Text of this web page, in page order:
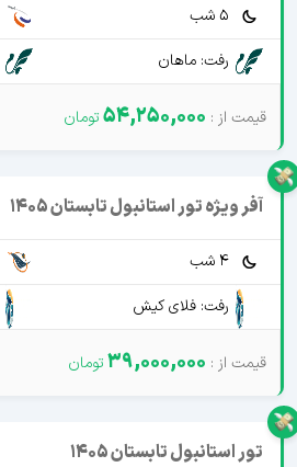
5 شب
رفت: ماهان
54,250,000
آفر ویژه تور استانبول تابستان 1405
4 شب
رفت: فلای کیش
39,000,000
تور استانبول تابستان 1405